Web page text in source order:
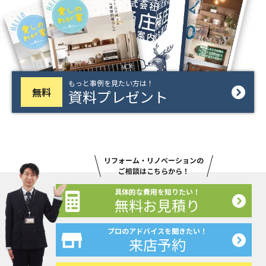
無料
もっと事例を見たい方は！
資料プレゼント
リフォーム・リノベーションの
ご相談はこちらから！
具体的な費用を知りたい！
無料お見積り
プロのアドバイスを聞きたい！
来店予約